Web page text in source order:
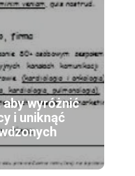
aby wyróżnić
i uniknąć